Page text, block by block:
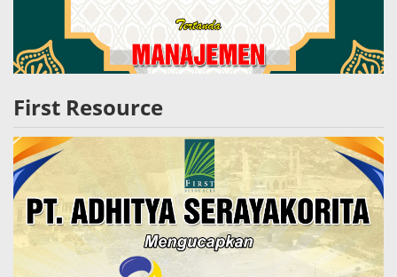
First Resource